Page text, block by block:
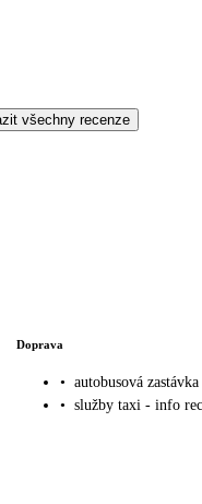
všechny recenze
Doprava
• autobusová
• služby taxi - info